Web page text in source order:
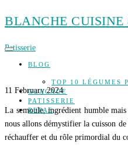
to
content
BLANCHE CUISINE
BLOG
TOP 10 LÉGUMES
GLACAGE
PATISSERIE
REPAS
Patisserie
11 February 2024
La semoule, ingrédient humble
nous allons démystifier la cuisson
réchauffer et du rôle primordial du